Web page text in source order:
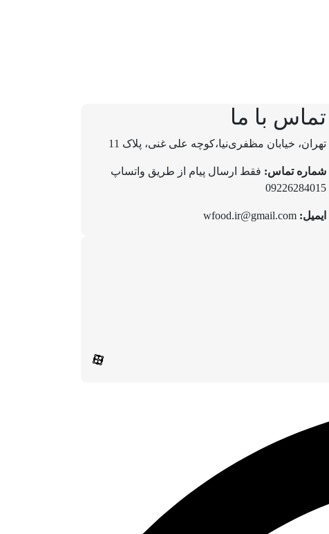
تماس با ما
تهران، خیابان مظفری‌نیا،کوچه علی غنی، پلاک 11
شماره تماس: فقط ارسال پیام از طریق واتساپ
09226284015
ایمیل: wfood.ir@gmail.com